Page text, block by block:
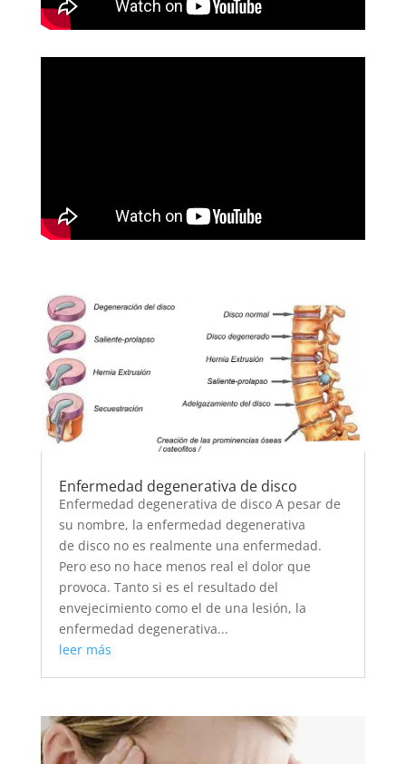
Enfermedad degenerativa de disco
Enfermedad degenerativa de disco A pesar de
su nombre, la enfermedad degenerativa
de disco no es realmente una enfermedad.
Pero eso no hace menos real el dolor que
provoca. Tanto si es el resultado del
envejecimiento como el de una lesión, la
enfermedad degenerativa...
leer más